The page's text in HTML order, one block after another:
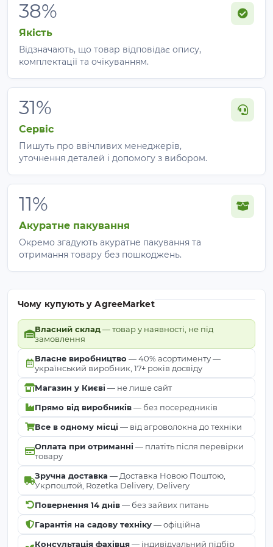
Виноградний
підв’язувальні
лінії, залежно
приблизно 100–
Теплиця
рядів і точок
підв’язки
Закріпіть дріт на крайній опорі
його вздовж ряду.
Натягніть лінію з невеликим запасом
ряду 100 м орієнтовно залишають близько 1 м
використовувати замок-натягувач, вузол або
Зафіксуйте дріт на проміжних опорах
скобами або фіксаторами, щоб він не
перетирався об стовп і тримав рівну лінію.
Після першого сезону бажано перевірити натяг і за
потреби підтягнути дріт. Надалі правильно
змонтована шпалера допомагає підтримувати
рослини в охайному положенні, покращує доступ
до рядів і спрощує догляд за насадженнями.
Основні характеристики
Тип товару
шпалерний дріт
пластиковий / агрошпалера
38%
Якість
Відзначають, що товар відповідає опису,
комплектації та очікуванням.
31%
Сервіс
Пишуть про ввічливих менеджерів,
уточнення деталей і допомогу з вибором.
11%
Акуратне пакування
Окремо згадують акуратне пакування та
отримання товару без пошкоджень.
Чому купують у AgreeMarket
Власний склад— товар у наявності, не під
замовлення
Власне виробництво — 40% асортименту —
український виробник, 17+ років досвіду
Магазин у Києві— не лише сайт
Прямо від виробників— без посередників
Все в одному місці— від агроволокна до техніки
Оплата при отриманні— платіть після перевірки
товару
Зручна доставка — Доставка Новою Поштою,
Укрпоштой, Rozetka Delivery, Delivery
Повернення 14 днів— без зайвих питань
Гарантія на садову техніку— офіційна
Консультація фахівця— індивідуальний підбір